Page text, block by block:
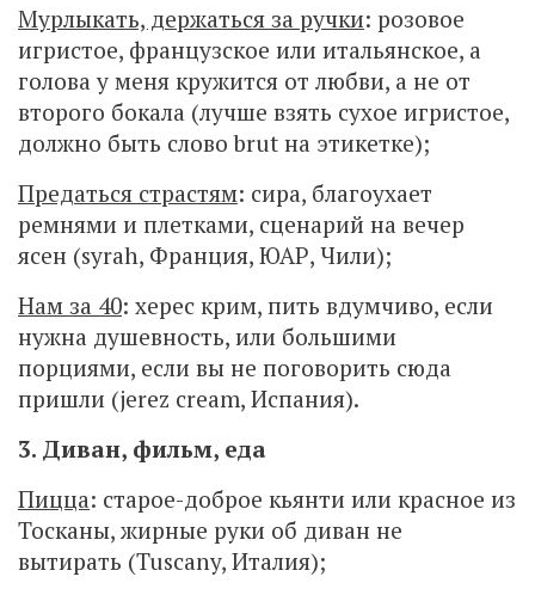
Мурлыкать, держаться за ручки: розовое
игристое, французское или итальянское, а
голова у меня кружится от любви, а не от
второго бокала (лучше взять сухое игристое,
должно быть слово brut на этикетке);
Предаться страстям: сира, благоухает
ремнями и плетками, сценарий на вечер
ясен (syrah, Франция, ЮАР, Чили);
Нам за 40: херес крим, пить вдумчиво, если
нужна душевность, или большими
порциями, если вы не поговорить сюда
пришли (jerez cream, Испания).
3. Диван, фильм, еда
Пицца: старое-доброе кьянти или красное из
Тосканы, жирные руки об диван не
вытирать (Tuscany, Италия);